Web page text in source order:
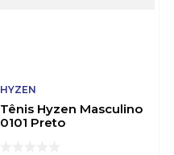
HYZEN
Tênis Hyzen Masculino
0101 Preto